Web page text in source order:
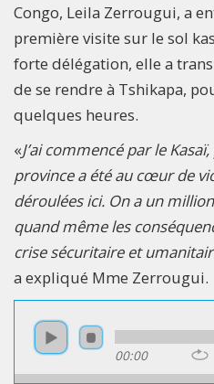
Congo, Leila Zerrougui, a
première visite sur le sol
forte délégation, elle a
de se rendre à Tshikapa,
quelques heures.
«J’ai commencé par le
province a été au cœur de
déroulées ici. On a un
quand même les
crise sécuritaire et
a expliqué Mme Zerrougui.
00:00